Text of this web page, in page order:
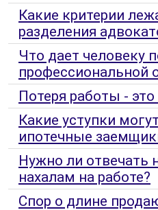
Какие критерии
разделения
Что дает человеку
профессиональной
Потеря работы -
Какие уступки
ипотечные
Нужно ли отвечать
нахалам на работе?
Спор о длине